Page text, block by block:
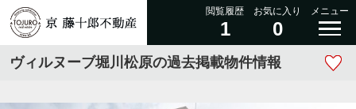
閲覧履歴
1
お気に入り
0
メニュー
ヴィルヌーブ堀川松原の過去掲載物件情報